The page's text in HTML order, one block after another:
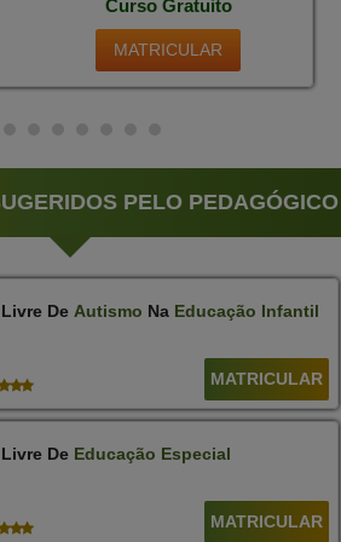
Curso Gratuito
MATRICULAR
PELO PEDAGÓGICO
De Autismo Na Educação Infantil
MATRICULAR
De Educação Especial
MATRICULAR